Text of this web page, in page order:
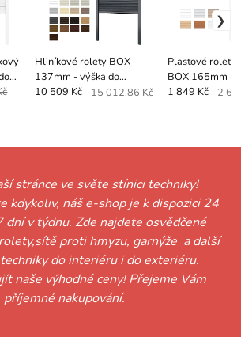
Hliníkové rolety BOX
137mm - výška do
1400mm - MOTOR -
10 509 Kč 15 012.86 Kč
Plastové rolety
BOX 165mm -
2470mm -
1 849 Kč 2
stránce ve světe stínici techniky!
kdykoliv, náš e-shop je k dispozici 24
dní v týdnu. Zde najdete osvědčené
proti hmyzu, garnýže a další
do interiéru i do exteriéru.
naše výhodné ceny! Přejeme Vám
příjemné nakupování.